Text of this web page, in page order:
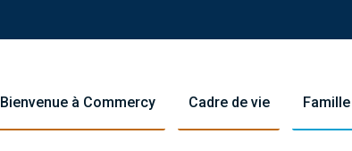
Bienvenue à Commercy Cadre de vie